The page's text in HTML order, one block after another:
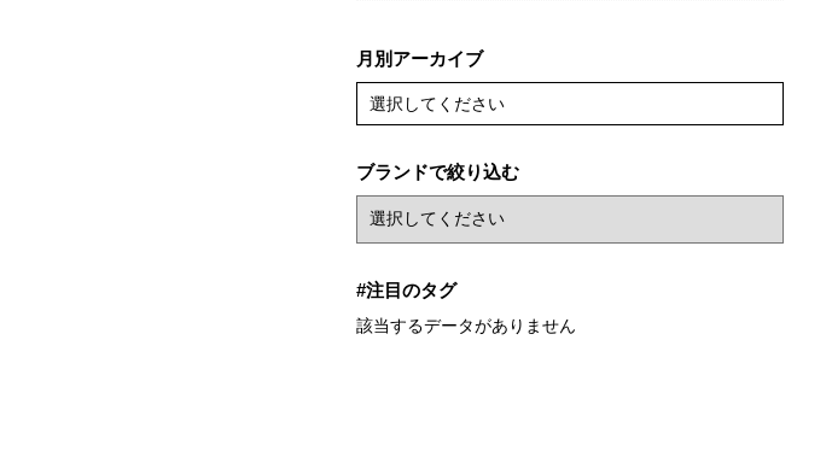
月別アーカイブ
選択してください
ブランドで絞り込む
#注目のタグ
該当するデータがありません